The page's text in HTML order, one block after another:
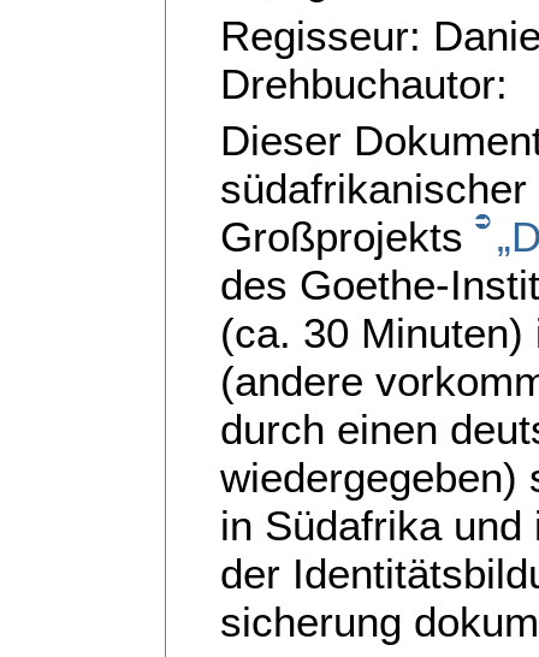
Regisseur:
Drehbuchautor:
Dieser
Großprojekts
des Goethe-
(ca. 30
(andere
durch einen
wiedergegeben)
in Südafrika
der
sicherung